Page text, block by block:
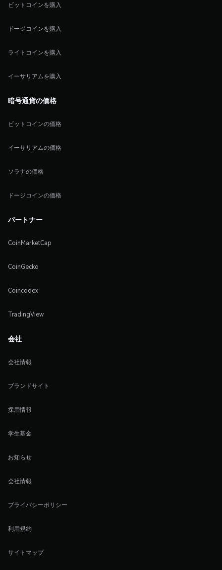
ビットコインを購入
ドージコインを購入
ライトコインを購入
イーサリアムを購入
暗号通貨の価格
ビットコインの価格
イーサリアムの価格
ソラナの価格
ドージコインの価格
パートナー
CoinMarketCap
CoinGecko
Coincodex
TradingView
会社
会社情報
ブランドサイト
採用情報
学生基金
お知らせ
会社情報
プライバシーポリシー
利用規約
サイトマップ